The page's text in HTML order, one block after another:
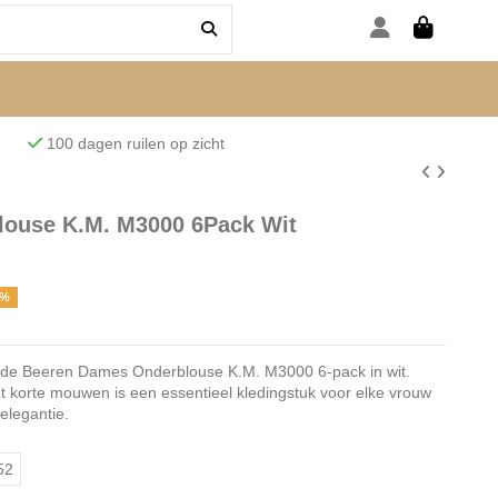
100 dagen ruilen op zicht
K.M. M3000 6Pack Wit
Beeren Dames Onderblouse K.M. M3000 6-pack in wit.
korte mouwen is een essentieel kledingstuk voor elke vrouw